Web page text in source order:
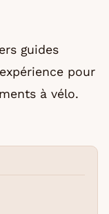
guides
pour
à vélo.